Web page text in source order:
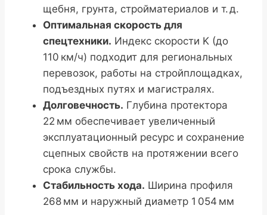
щебня, грунта, стройматериалов и т. д.
Оптимальная скорость для
спецтехники. Индекс скорости K (до
110 км/ч) подходит для региональных
перевозок, работы на стройплощадках,
подъездных путях и магистралях.
Долговечность. Глубина протектора
22 мм обеспечивает увеличенный
эксплуатационный ресурс и сохранение
сцепных свойств на протяжении всего
срока службы.
Стабильность хода. Ширина профиля
268 мм и наружный диаметр 1 054 мм